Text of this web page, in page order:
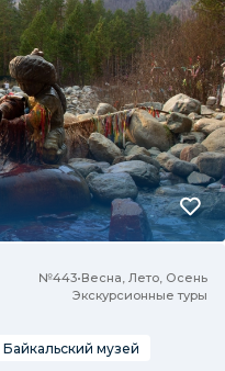
№443•Весна, Лето, Осень
Экскурсионные туры
Байкальский музей